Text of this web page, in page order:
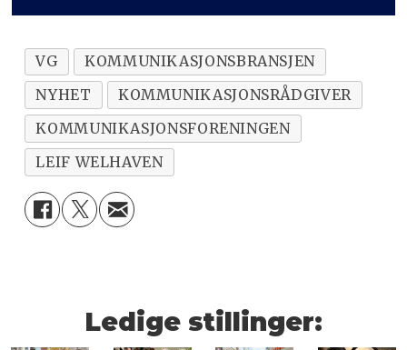
VG
KOMMUNIKASJONSBRANSJEN
NYHET
KOMMUNIKASJONSRÅDGIVER
KOMMUNIKASJONSFORENINGEN
LEIF WELHAVEN
Ledige stillinger: